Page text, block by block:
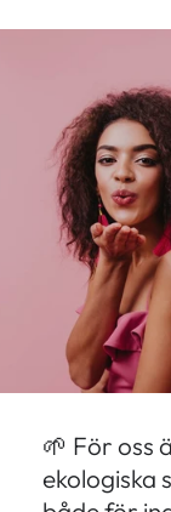
INNEHÅLLET
🌱 För oss
ekologiska